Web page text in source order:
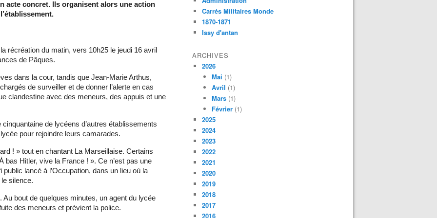
acte concret. Ils organisent alors une action
récréation du matin, vers 10h25 le jeudi 16 avril
de Pâques.
dans la cour, tandis que Jean-Marie Arthus,
de surveiller et de donner l’alerte en cas
clandestine avec des meneurs, des appuis et une
de lycéens d’autres établissements
pour rejoindre leurs camarades.
! » tout en chantant La Marseillaise. Certains
bas Hitler, vive la France ! ». Ce n’est pas une
lancé à l’Occupation, dans un lieu où la
silence.
Au bout de quelques minutes, un agent du lycée
des meneurs et prévient la police.
Carrés Militaires Monde
1870-1871
Issy d'antan
ARCHIVES
2026
Mai (1)
Avril (1)
Mars (1)
Février (1)
2025
2024
2023
2022
2021
2020
2019
2018
2017
2016